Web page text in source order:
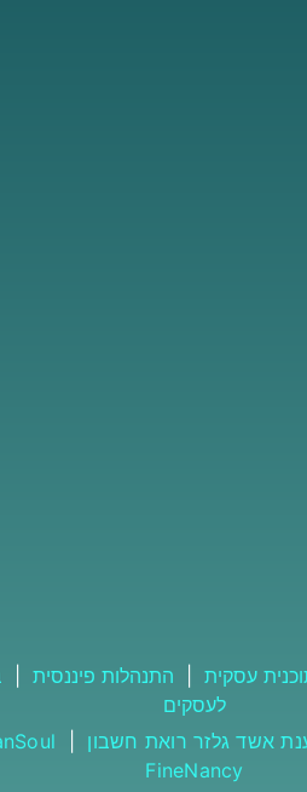
עסקית התנהלות פיננסית
לעסקים
אשד גלזר רואת חשבון
FineNancy